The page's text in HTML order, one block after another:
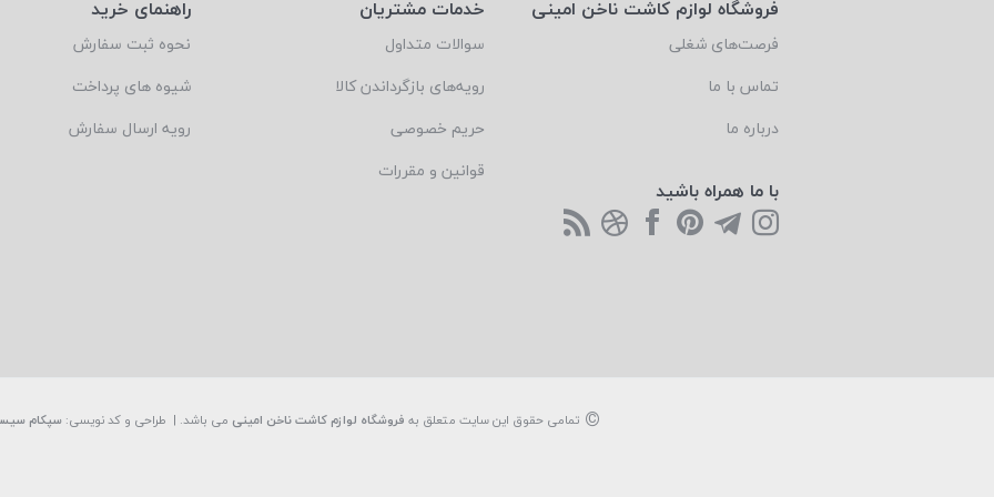
فروشگاه لوازم کاشت ناخن امینی
فرصت‌های شغلی
تماس با ما
درباره ما
با ما همراه باشید
خدمات مشتریان
سوالات متداول
رویه‌های بازگرداندن کالا
حریم خصوصی
قوانین و مقررات
راهنمای خرید
نحوه ثبت سفارش
شیوه های پرداخت
رویه ارسال سفارش
© تمامی حقوق این سایت متعلق به فروشگاه لوازم کاشت ناخن امینی می باشد. | طراحی و کد نویسی:سپکام